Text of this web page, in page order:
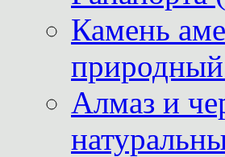
Камень
Алмаз и